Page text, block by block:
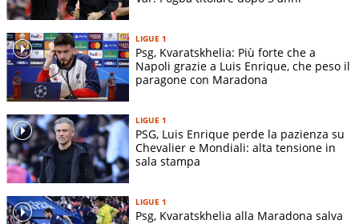
LIGUE 1
Psg, Kvaratskhelia: Più forte che a
Napoli grazie a Luis Enrique, che peso il
paragone con Maradona
LIGUE 1
PSG, Luis Enrique perde la pazienza su
Chevalier e Mondiali: alta tensione in
sala stampa
LIGUE 1
Psg, Kvaratskhelia alla Maradona salva